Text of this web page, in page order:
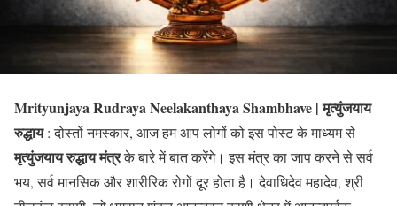
Mrityunjaya Rudraya Neelakanthaya Shambhave | मृत्युंजयाय
रुद्धाय: दोस्तों नमस्कार, आज हम आप लोगों को इस पोस्ट के माध्यम से
मृत्युंजयाय रुद्धाय मंत्रके बारे में बात करेंगे। इस मंत्र का जाप करने से सर्व
भय, सर्व मानसिक और शारीरिक रोगों दूर होता है। देवाधिदेव महादेव, श्री